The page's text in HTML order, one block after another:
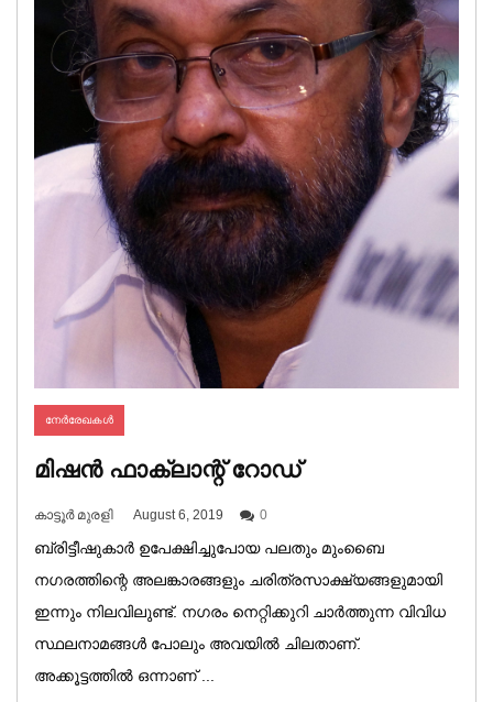
നേര്‍രേഖകള്‍
മിഷൻ ഫാക്‌ലാന്റ് റോഡ്
കാട്ടൂർ മുരളി August 6, 2019 0
ബ്രിട്ടീഷുകാർ ഉപേക്ഷിച്ചുപോയ പലതും മുംബൈ
നഗരത്തിന്റെ അലങ്കാരങ്ങളും ചരിത്രസാക്ഷ്യങ്ങളുമായി
ഇന്നും നിലവിലുണ്ട്. നഗരം നെറ്റിക്കുറി ചാർത്തുന്ന വിവിധ
സ്ഥലനാമങ്ങൾ പോലും അവയിൽ ചിലതാണ്.
അക്കൂട്ടത്തിൽ ഒന്നാണ് ...